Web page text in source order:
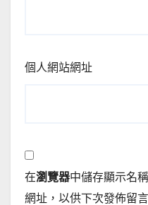
個人網站網址
在瀏覽器中儲存顯示名
網址，以供下次發佈留